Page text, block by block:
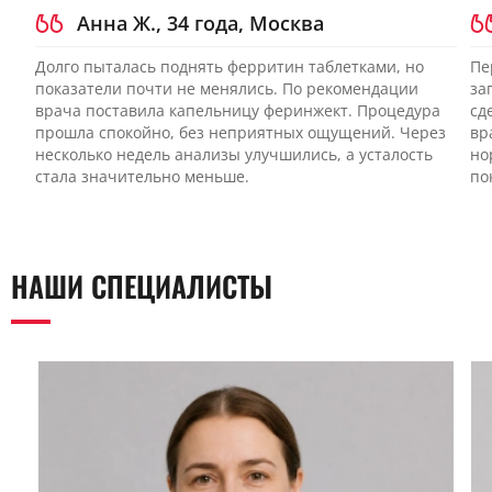
и результатов обследования.
Анна Ж., 34 года, Москва
Долго пыталась поднять ферритин таблетками, но
показатели почти не менялись. По рекомендации
врача поставила капельницу феринжект. Процедура
прошла спокойно, без неприятных ощущений. Через
несколько недель анализы улучшились, а усталость
стала значительно меньше.
НАШИ СПЕЦИАЛИСТЫ